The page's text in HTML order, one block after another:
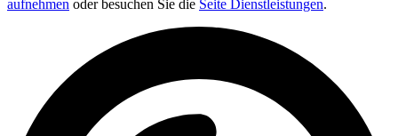
aufnehmen oder besuchen Sie die Seite Dienstleistungen.